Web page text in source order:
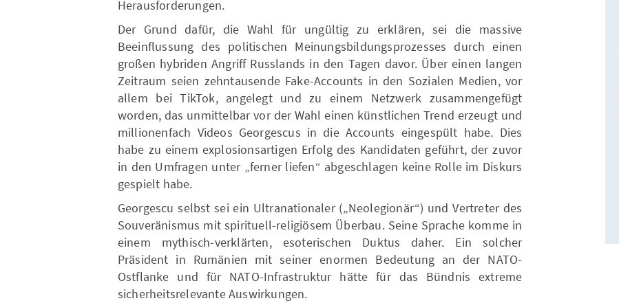
Herausforderungen.
Der Grund dafür, die Wahl für ungültig zu erklären, sei die massive
Beeinflussung des politischen Meinungsbildungsprozesses durch einen
großen hybriden Angriff Russlands in den Tagen davor. Über einen langen
Zeitraum seien zehntausende Fake-Accounts in den Sozialen Medien, vor
allem bei TikTok, angelegt und zu einem Netzwerk zusammengefügt
worden, das unmittelbar vor der Wahl einen künstlichen Trend erzeugt und
millionenfach Videos Georgescus in die Accounts eingespült habe. Dies
habe zu einem explosionsartigen Erfolg des Kandidaten geführt, der zuvor
in den Umfragen unter „ferner liefen“ abgeschlagen keine Rolle im Diskurs
gespielt habe.
Georgescu selbst sei ein Ultranationaler („Neolegionär“) und Vertreter des
Souveränismus mit spirituell-religiösem Überbau. Seine Sprache komme in
einem mythisch-verklärten, esoterischen Duktus daher. Ein solcher
Präsident in Rumänien mit seiner enormen Bedeutung an der NATO-
Ostflanke und für NATO-Infrastruktur hätte für das Bündnis extreme
sicherheitsrelevante Auswirkungen.